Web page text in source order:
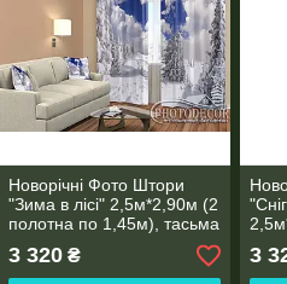
Новорічні Фото Штори
"Зима в лісі" 2,5м*2,90м (2
полотна по 1,45м), тасьма
3 320₴ 3